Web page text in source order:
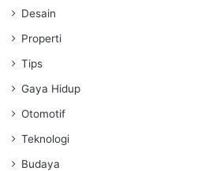
Desain
Properti
Tips
Gaya Hidup
Otomotif
Teknologi
Budaya